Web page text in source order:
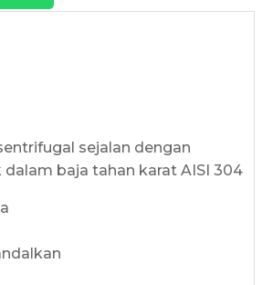
sejalan dengan
baja tahan karat AISI 304